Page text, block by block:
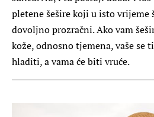
pletene šešire koji u isto vrijeme
dovoljno prozračni. Ako vam
kože, odnosno tjemena, vaše se
hladiti, a vama će biti vruće.